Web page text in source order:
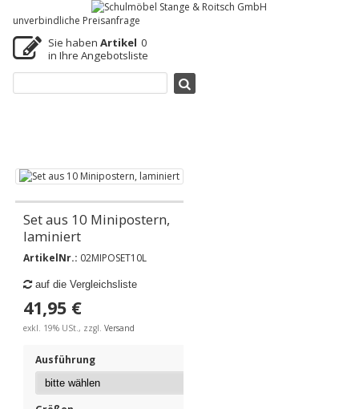
unverbindliche Preisanfrage
Sie haben 0
Artikel
in Ihre Angebotsliste
Set aus 10 Minipostern,
laminiert
ArtikelNr.: 02MIPOSET10L
auf die Vergleichsliste
41,95 €
exkl. 19% USt., zzgl. Versand
Ausführung